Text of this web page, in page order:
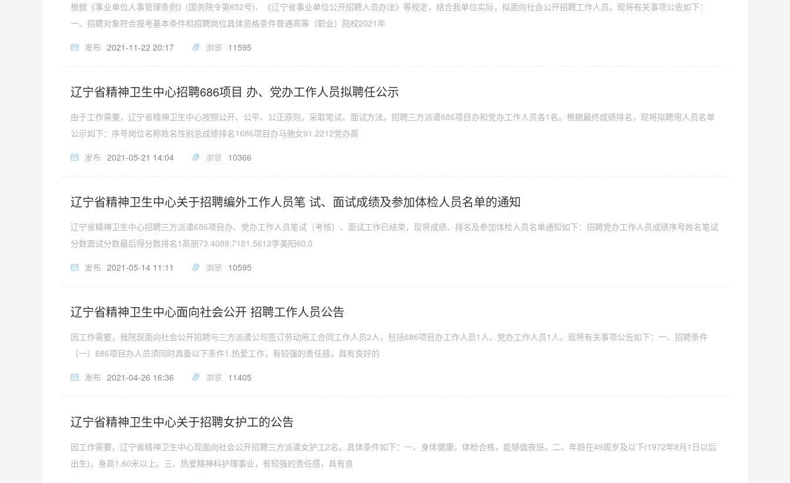
根据《事业单位人事管理条例》(国务院令第652号)、《辽宁省事业单位公开招聘人员办法》等规定，结合我单位实际，拟面向社会公开招聘工作人员。现将有关事项公告如下：
一、招聘对象符合报考基本条件和招聘岗位具体资格条件普通高等（职业）院校2021年
发布 2021-11-22 20:17 浏览 11595
辽宁省精神卫生中心招聘686项目 办、党办工作人员拟聘任公示
由于工作需要，辽宁省精神卫生中心按照公开、公平、公正原则，采取笔试、面试方法，招聘三方派遣686项目办和党办工作人员各1名。根据最终成绩排名，现将拟聘用人员名单
公示如下：序号岗位名称姓名性别总成绩排名1686项目办马驰女91.2212党办高
发布 2021-05-21 14:04 浏览 10366
辽宁省精神卫生中心关于招聘编外工作人员笔 试、面试成绩及参加体检人员名单的通知
辽宁省精神卫生中心招聘三方派遣686项目办、党办工作人员笔试（考核）、面试工作已结束，现将成绩、排名及参加体检人员名单通知如下：招聘党办工作人员成绩序号姓名笔试
分数面试分数最后得分数排名1高丽73.4089.7181.5612李美阳60.0
发布 2021-05-14 11:11 浏览 10595
辽宁省精神卫生中心面向社会公开 招聘工作人员公告
因工作需要，我院现面向社会公开招聘与三方派遣公司签订劳动用工合同工作人员2人，包括686项目办工作人员1人、党办工作人员1人。现将有关事项公告如下：一、招聘条件
（一）686项目办人员须同时具备以下条件1.热爱工作，有较强的责任感，具有良好的
发布 2021-04-26 16:36 浏览 11405
辽宁省精神卫生中心关于招聘女护工的公告
因工作需要，辽宁省精神卫生中心现面向社会公开招聘三方派遣女护工2名。具体条件如下：一、身体健康，体检合格，能够值夜班。二、年龄在49周岁及以下(1972年8月1日以后
出生)，身高1.60米以上。三、热爱精神科护理事业，有较强的责任感，具有良